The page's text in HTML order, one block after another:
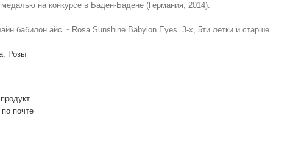
на конкурсе в Баден-Бадене (Германия, 2014).
бабилон айс ~ Rosa Sunshine Babylon Eyes 3-х, 5ти летки и старше.
, Розы
почте